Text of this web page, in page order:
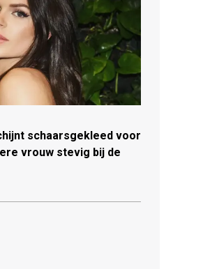
schaarsgekleed voor
vrouw stevig bij de